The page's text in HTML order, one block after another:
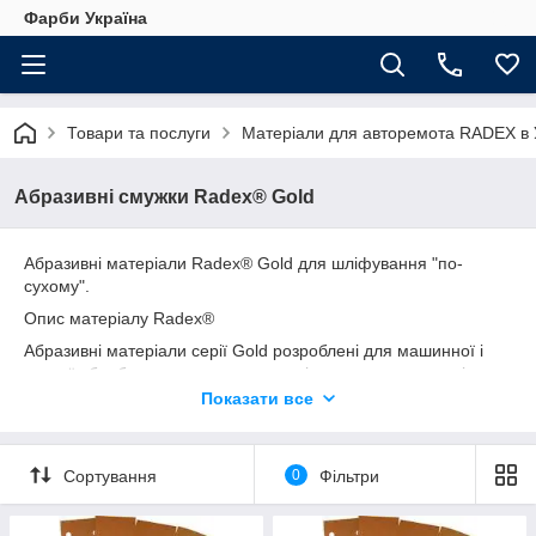
Фарби Україна
Товари та послуги Матеріали для авторемота RADEX в
Абразивні смужки Radex® Gold
Абразивні матеріали Radex® Gold для шліфування "по-
сухому".
Опис матеріалу Radex®
Абразивні матеріали серії Gold розроблені для машинної і
ручної обробки поверхонь самого різного характеру – від
зачистки поверхні від іржі та шліфування шпаклівки, до
покриття. Абразивні матеріали серії Gold виготовляються на
основі штучно вирощеного мінералу оксиду алюмінію, який
не втрачає міцності при зносі і зберігає чудову ріжучу
здатність протягом усього терміну служби. Абразив
Показати все
Сортування 0 Фільтри